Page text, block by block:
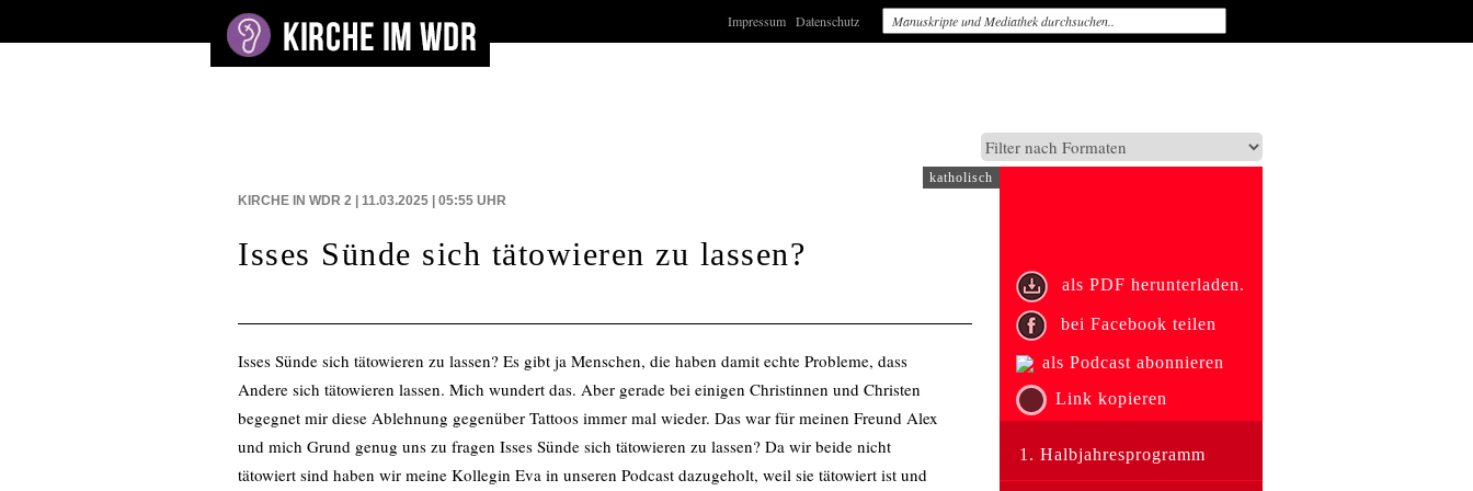
Impressum Datenschutz
katholisch
KIRCHE IN WDR 2 | 11.03.2025 | 05:55 UHR
Isses Sünde sich tätowieren zu lassen?
Isses Sünde sich tätowieren zu lassen? Es gibt ja Menschen, die haben damit echte Probleme, dass
Andere sich tätowieren lassen. Mich wundert das. Aber gerade bei einigen Christinnen und Christen
begegnet mir diese Ablehnung gegenüber Tattoos immer mal wieder. Das war für meinen Freund Alex
und mich Grund genug uns zu fragen Isses Sünde sich tätowieren zu lassen? Da wir beide nicht
tätowiert sind haben wir meine Kollegin Eva in unseren Podcast dazugeholt, weil sie tätowiert ist und
als PDF herunterladen.
bei Facebook teilen
als Podcast abonnieren
Link kopieren
1. Halbjahresprogramm